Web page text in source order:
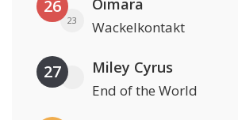
26
23
Oimara
Wackelkontakt
27 Miley Cyrus
End of the World